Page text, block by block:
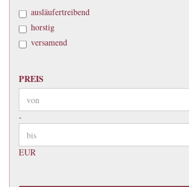
ausläufertreibend
horstig
versamend
PREIS
PREIS
Preis bis
-
EUR